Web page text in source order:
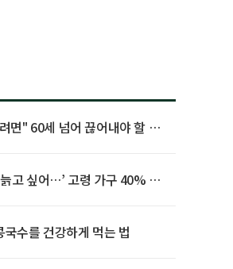
면" 60세 넘어 끊어내야 할 사
고 싶어…’ 고령 가구 40% 노
수를 건강하게 먹는 법